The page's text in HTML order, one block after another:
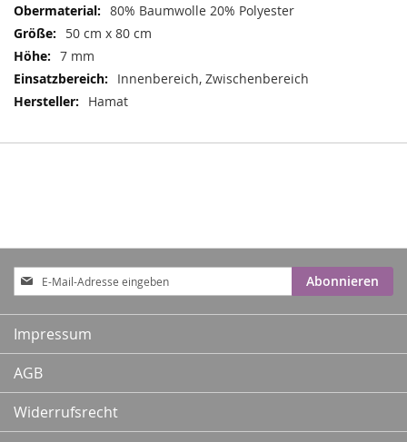
80% Baumwolle 20% Polyester
50 cm x 80 cm
7 mm
Innenbereich, Zwischenbereich
Hamat
Anmeldung
zum
Newsletter:
Abonnieren
Impressum
AGB
Widerrufsrecht